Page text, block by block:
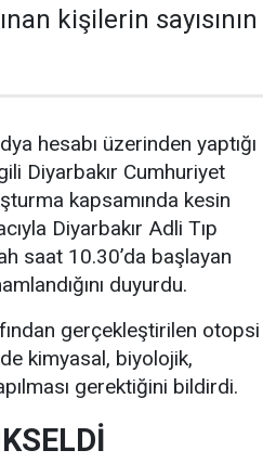
kişilerin sayısının
hesabı üzerinden yaptığı
Diyarbakır Cumhuriyet
kapsamında kesin
Diyarbakır Adli Tıp
saat 10.30’da başlayan
duyurdu.
gerçekleştirilen otopsi
kimyasal, biyolojik,
gerektiğini bildirdi.